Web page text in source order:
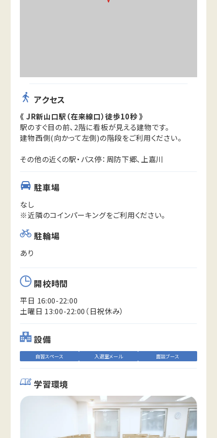
アクセス
《 JR新山口駅（在来線口）徒歩10秒 》
駅のすぐ目の前、2階に看板が見える建物です。
建物西側(向かって左側)の階段をご利用ください。
その他の近くの駅・バス停：周防下郷、上嘉川
駐車場
なし
※近隣のコインパーキングをご利用ください。
駐輪場
あり
開校時間
平日 16:00-22:00
土曜日 13:00-22:00（日祝休み）
設備
自習スペース 入退室メール 面談ブース
学習環境